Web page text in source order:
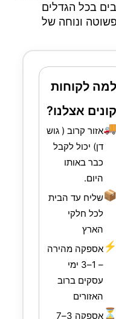
בכל הגדלים
ונוחה של
למה לקוחות
קונים אצלנו?
🚚אזור קרוב ( גוש
דן) יכול לקבל
כבר באותו
היום.
📦שליח עד הבית
לכל חלקי
הארץ
⚡אספקה מהירה
– 1–3 ימי
עסקים ברוב
האזורים
⏳
אספקה 3–7